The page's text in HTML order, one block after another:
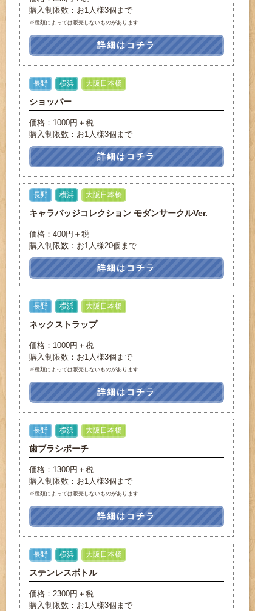
購入制限数：お1人様3個まで
※種類によっては販売しないものがあります
詳細はコチラ
長野 横浜 大阪日本橋
ショッパー
価格：1000円＋税
購入制限数：お1人様3個まで
詳細はコチラ
長野 横浜 大阪日本橋
キャラバッジコレクション モダンサークルVer.
価格：400円＋税
購入制限数：お1人様20個まで
詳細はコチラ
長野 横浜 大阪日本橋
ネックストラップ
価格：1000円＋税
購入制限数：お1人様3個まで
※種類によっては販売しないものがあります
詳細はコチラ
長野 横浜 大阪日本橋
歯ブラシポーチ
価格：1300円＋税
購入制限数：お1人様3個まで
※種類によっては販売しないものがあります
詳細はコチラ
長野 横浜 大阪日本橋
ステンレスボトル
価格：2300円＋税
購入制限数：お1人様3個まで